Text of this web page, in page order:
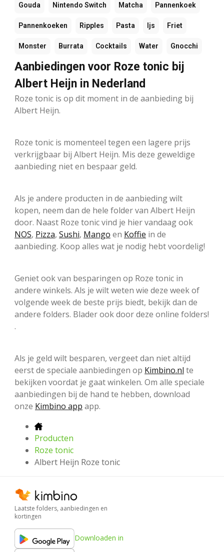
Gouda Nintendo Switch Matcha Pannenkoek
Pannenkoeken Ripples Pasta Ijs Friet
Monster Burrata Cocktails Water Gnocchi
Aanbiedingen voor Roze tonic bij
Albert Heijn in Nederland
Roze tonic is op dit moment in de aanbieding bij
Albert Heijn.
Roze tonic is momenteel tegen een lagere prijs
verkrijgbaar bij Albert Heijn. Mis deze geweldige
aanbieding niet en bespaar geld.
Als je andere producten in de aanbieding wilt
kopen, neem dan de hele folder van Albert Heijn
door. Naast Roze tonic vind je hier vandaag ook
NOS, Pizza, Sushi, Mango en Koffie in de
aanbieding. Koop alles wat je nodig hebt voordelig!
Geniet ook van besparingen op Roze tonic in
andere winkels. Als je wilt weten wie deze week of
volgende week de beste prijs biedt, bekijk dan de
andere folders. Blader ook door deze online folders!
.
Als je geld wilt besparen, vergeet dan niet altijd
eerst de speciale aanbiedingen op Kimbino.nl te
bekijken voordat je gaat winkelen. Om alle speciale
aanbiedingen bij de hand te hebben, download
onze Kimbino app app.
Producten
Roze tonic
Albert Heijn Roze tonic
Laatste folders, aanbiedingen en
kortingen
Downloaden in